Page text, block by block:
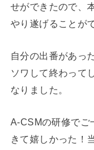
せができたので、
やり遂げることが
自分の出番があっ
ソワして終わって
なりました。
A-CSMの研修でご
きて嬉しかった！